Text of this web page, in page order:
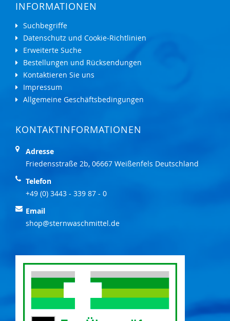
INFORMATIONEN
Suchbegriffe
Datenschutz und Cookie-Richtlinien
Erweiterte Suche
Bestellungen und Rücksendungen
Kontaktieren Sie uns
Impressum
Allgemeine Geschäftsbedingungen
KONTAKTINFORMATIONEN
Adresse
Friedensstraße 2b, 06667 Weißenfels Deutschland
Telefon
+49 (0) 3443 - 339 87 - 0
Email
shop@sternwaschmittel.de